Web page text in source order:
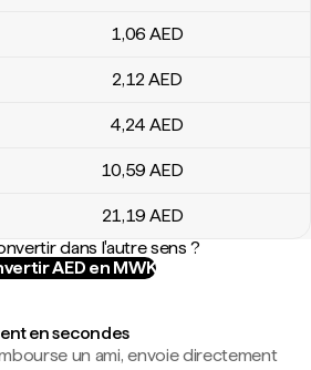
malawites vers dirhams des
1,06 AED
2,12AED
4,24 AED
10,59 AED
21,19 AED
dans l'autre sens ?
AED en MWK
en secondes
un ami, envoie directement